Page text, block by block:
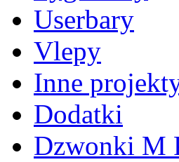
Userbary
Vlepy
Inne
Dodatki
Dzwonki M